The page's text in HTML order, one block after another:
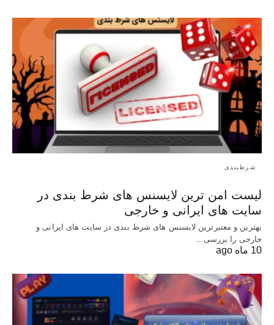
شرطبندی
لیست امن ترین لایسنس های شرط بندی در
سایت های ایرانی و خارجی
بهترین و معتبرترین لایسنس ‌های شرط ‌بندی در سایت ‌های ایرانی و
خارجی را بررسی…
10 ماه ago